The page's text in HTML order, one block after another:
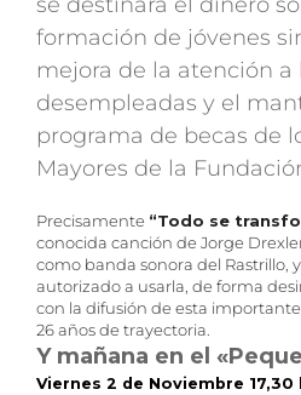
formación de jóvenes
mejora de la atención a
desempleadas y el
programa de becas de
Mayores de la
Precisamente “Todo se
conocida canción de Jorge
como banda sonora del Rastrillo,
autorizado a usarla, de forma
con la difusión de esta
26 años de trayectoria.
Y mañana en el
Viernes 2 de Noviembre 17,30